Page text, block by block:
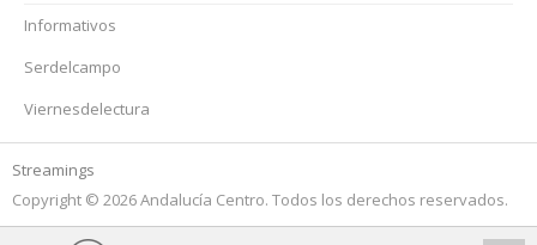
Informativos
Serdelcampo
Viernesdelectura
Streamings
Copyright © 2026 Andalucía Centro. Todos los derechos reservados.